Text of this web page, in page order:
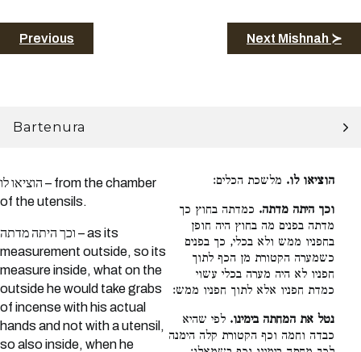
Previous Next Mishnah ≻
Bartenura
הוציאו לו – from the chamber
of the utensils.
וכך היתה מדתה – as its
measurement outside, so its
measure inside, what on the
outside he would take grabs
of incense with his actual
hands and not with a utensil,
so also inside, when he
הוציאו לו. מלשכת הכלים:
וכך היתה מדתה. כמדתה בחוץ כך
מדתה בפנים מה בחוץ היה חופן
בחפניו ממש ולא בכלי, כך בפנים
כשמערה הקטורת מן הכף לתוך
חפניו לא היה מערה בכלי עשוי
כמדת חפניו אלא לתוך חפניו ממש:
נטל את המחתה בימינו. לפי שהיא
כבדה וחמה וכף הקטורת קלה הימנה